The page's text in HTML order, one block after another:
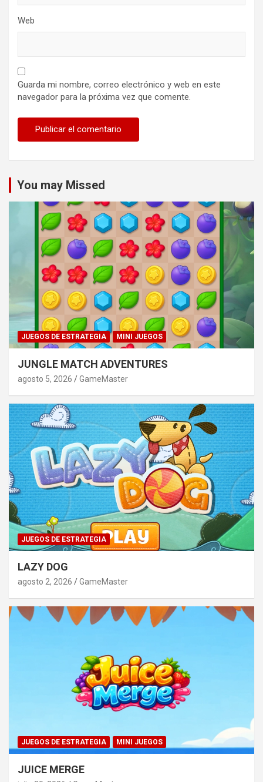
Web
Guarda mi nombre, correo electrónico y web en este
navegador para la próxima vez que comente.
You may Missed
JUEGOS DE ESTRATEGIA MINI JUEGOS
JUNGLE MATCH ADVENTURES
agosto 5, 2026 GameMaster
JUEGOS DE ESTRATEGIA
LAZY DOG
agosto 2, 2026 GameMaster
JUEGOS DE ESTRATEGIA MINI JUEGOS
JUICE MERGE